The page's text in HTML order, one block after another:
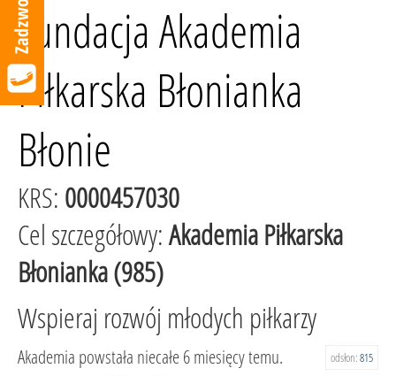
Fundacja Akademia
Piłkarska Błonianka
Błonie
KRS: 0000457030
Cel szczegółowy:Akademia Piłkarska
Błonianka (985)
Wspieraj rozwój młodych piłkarzy
odsłon:815
Akademia powstała niecałe 6 miesięcy temu.